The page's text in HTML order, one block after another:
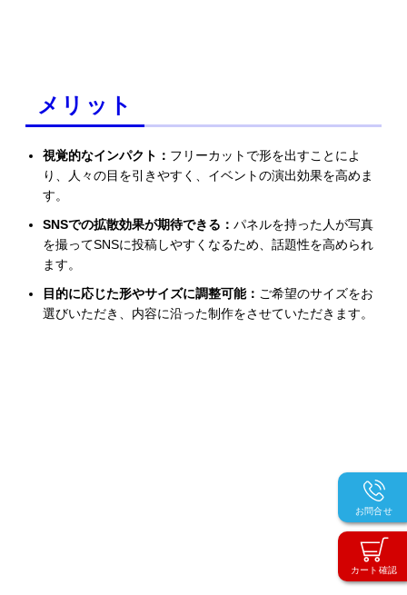
カート確認
お問合せ
メリット
視覚的なインパクト： フリーカットで形を出すことによ
り、人々の目を引きやすく、イベントの演出効果を高めま
す。
SNSでの拡散効果が期待できる：パネルを持った人が写真
を撮ってSNSに投稿しやすくなるため、話題性を高められ
ます。
目的に応じた形やサイズに調整可能： ご希望のサイズをお
選びいただき、内容に沿った制作をさせていただきます。